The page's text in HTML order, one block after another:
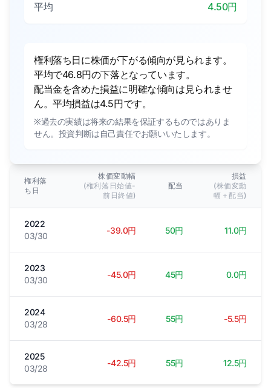
平均
4.50円
権利落ち日に株価が下がる傾向が見られます。
平均で46.8円の下落となっています。
配当金を含めた損益に明確な傾向は見られませ
ん。平均損益は4.5円です。
※過去の実績は将来の結果を保証するものではありま
せん。投資判断は自己責任でお願いいたします。
権利落
ち日
株価変動幅
(権利落日始値-
前日終値)
配当
損益
(株価変動
幅＋配当)
2022
03/30
-39.0円 50円 11.0円
2023
03/30
-45.0円 45円 0.0円
2024
03/28
-60.5円 55円 -5.5円
2025
03/28
-42.5円 55円 12.5円